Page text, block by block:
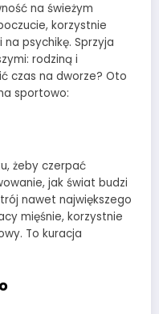
na świeżym
korzystnie
na psychikę. Sprzyja
rodziną i
czas na dworze? Oto
sportowo:
żeby czerpać
jak świat budzi
nawet największego
mięśnie, korzystnie
To kuracja